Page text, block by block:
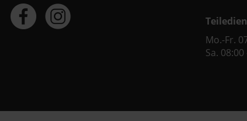
Mo.-Fr.
Sa.